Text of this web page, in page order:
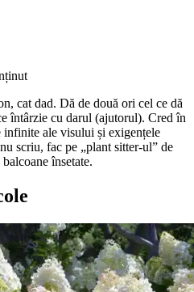
cat dad. Dă de două ori cel ce dă
întârzie cu darul (ajutorul). Cred în
ale visului și exigențele
scriu, fac pe „plant sitter-ul” de
însetate.